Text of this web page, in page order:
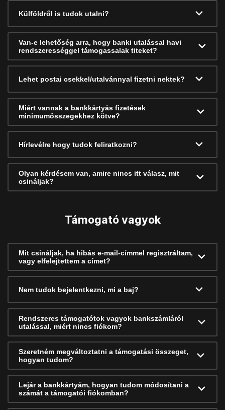
Külföldről is tudok utalni?
Van-e lehetőség arra, hogy banki utalással havi
rendszerességgel támogassalak titeket?
Lehet postai csekkel/utalvánnyal fizetni nektek?
Miért vannak a bankkártyás fizetések
minimumösszegekhez kötve?
Hírlevélre hogy tudok feliratkozni?
Olyan kérdésem van, amire nincs itt válasz, mit
csináljak?
Támogató vagyok
Mit csináljak, ha hibás e-mail-címmel regisztráltam,
vagy elfelejtettem a címet?
Nem tudok bejelentkezni, mi a baj?
Rendszeres támogatótok vagyok bankszámláról
utalással, miért nincs fiókom?
Szeretném megváltoztatni a támogatási összeget,
hogyan tudom?
Lejár a bankkártyám, hogyan tudom módosítani a
számát a támogatói fiókomban?